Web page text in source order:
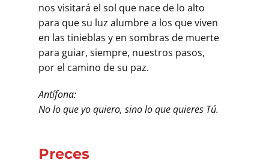
nos visitará el sol que nace de lo alto
para que su luz alumbre a los que viven
en las tinieblas y en sombras de muerte
para guiar, siempre, nuestros pasos,
por el camino de su paz.
Antífona:
No lo que yo quiero, sino lo que quieres Tú.
Preces